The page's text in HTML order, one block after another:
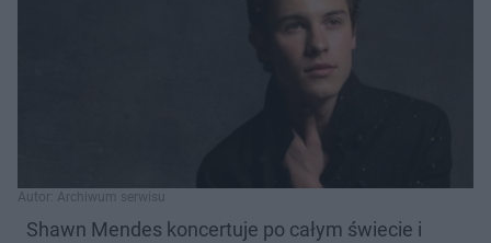
Autor: Archiwum serwisu
Shawn Mendes koncertuje po całym świecie i